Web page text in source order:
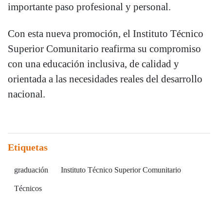
importante paso profesional y personal.
Con esta nueva promoción, el Instituto Técnico
Superior Comunitario reafirma su compromiso
con una educación inclusiva, de calidad y
orientada a las necesidades reales del desarrollo
nacional.
Etiquetas
graduación Instituto Técnico Superior Comunitario
Técnicos